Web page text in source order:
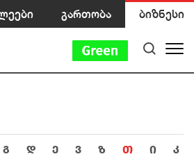
გართობა ბიზნესი
Გ Დ Ე Ვ Ზ Თ Ი Კ